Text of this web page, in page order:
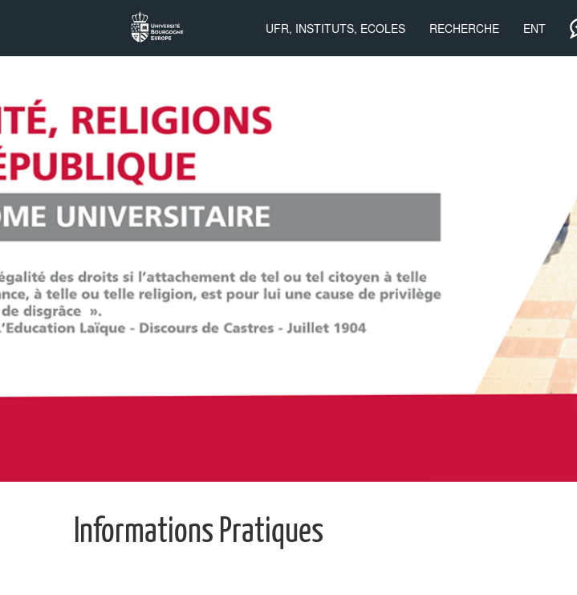
UFR, INSTITUTS, ECOLES RECHERCHE ENT
DU
Formation
Civile et
Civique
Informations Pratiques